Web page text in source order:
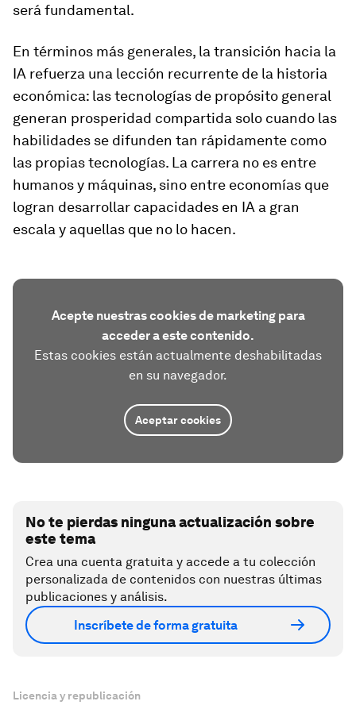
será fundamental.
En términos más generales, la transición hacia la
IA refuerza una lección recurrente de la historia
económica: las tecnologías de propósito general
generan prosperidad compartida solo cuando las
habilidades se difunden tan rápidamente como
las propias tecnologías. La carrera no es entre
humanos y máquinas, sino entre economías que
logran desarrollar capacidades en IA a gran
escala y aquellas que no lo hacen.
Acepte nuestras cookies de marketing para
acceder a este contenido.
Estas cookies están actualmente deshabilitadas
en su navegador.
Aceptar cookies
No te pierdas ninguna actualización sobre
este tema
Crea una cuenta gratuita y accede a tu colección
personalizada de contenidos con nuestras últimas
publicaciones y análisis.
Inscríbete de forma gratuita
Licencia y republicación